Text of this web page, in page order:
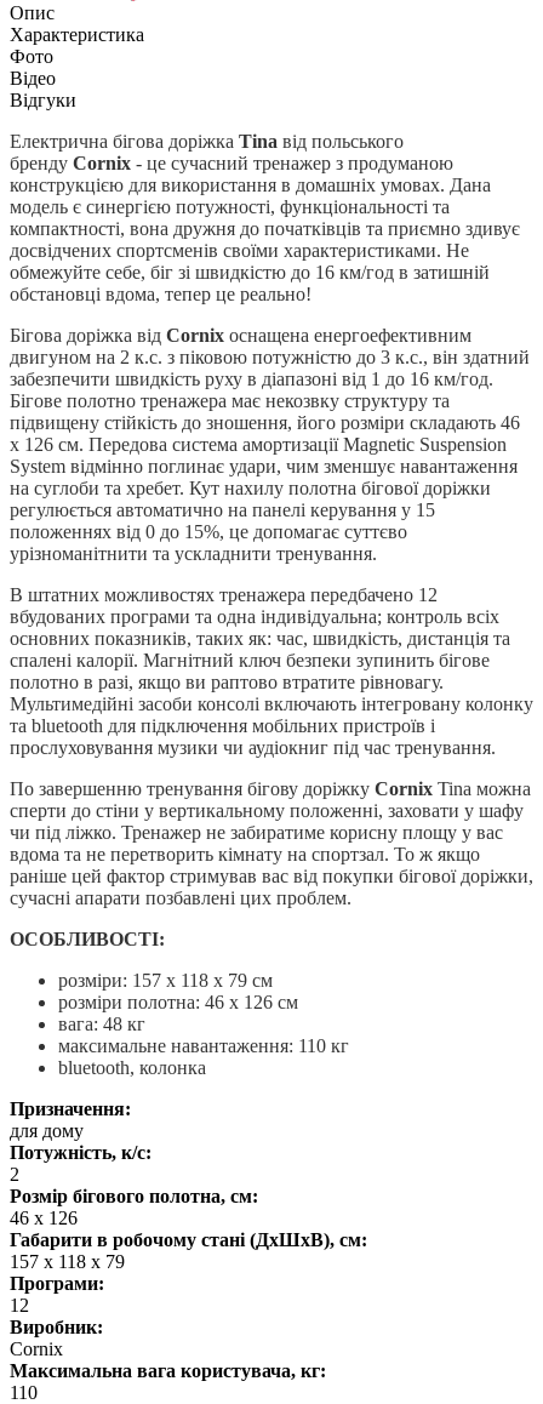
Опис
Характеристика
Фото
Відео
Відгуки
Електрична бігова доріжка Tina від польського
бренду Cornix - це сучасний тренажер з продуманою
конструкцією для використання в домашніх умовах. Дана
модель є синергією потужності, функціональності та
компактності, вона дружня до початківців та приємно здивує
досвідчених спортсменів своїми характеристиками. Не
обмежуйте себе, біг зі швидкістю до 16 км/год в затишній
обстановці вдома, тепер це реально!
Бігова доріжка від Cornix оснащена енергоефективним
двигуном на 2 к.с. з піковою потужністю до 3 к.с., він здатний
забезпечити швидкість руху в діапазоні від 1 до 16 км/год.
Бігове полотно тренажера має некозвку структуру та
підвищену стійкість до зношення, його розміри складають 46
x 126 см. Передова система амортизації Magnetic Suspension
System відмінно поглинає удари, чим зменшує навантаження
на суглоби та хребет. Кут нахилу полотна бігової доріжки
регулюється автоматично на панелі керування у 15
положеннях від 0 до 15%, це допомагає суттєво
урізноманітнити та ускладнити тренування.
В штатних можливостях тренажера передбачено 12
вбудованих програми та одна індивідуальна; контроль всіх
основних показників, таких як: час, швидкість, дистанція та
спалені калорії. Магнітний ключ безпеки зупинить бігове
полотно в разі, якщо ви раптово втратите рівновагу.
Мультимедійні засоби консолі включають інтегровану колонку
та bluetooth для підключення мобільних пристроїв і
прослуховування музики чи аудіокниг під час тренування.
По завершенню тренування бігову доріжку Cornix Tina можна
сперти до стіни у вертикальному положенні, заховати у шафу
чи під ліжко. Тренажер не забиратиме корисну площу у вас
вдома та не перетворить кімнату на спортзал. То ж якщо
раніше цей фактор стримував вас від покупки бігової доріжки,
сучасні апарати позбавлені цих проблем.
ОСОБЛИВОСТІ:
розміри: 157 x 118 x 79 см
розміри полотна: 46 x 126 см
вага: 48 кг
максимальне навантаження: 110 кг
bluetooth, колонка
Призначення:
для дому
Потужність, к/с:
2
Розмір бігового полотна, см:
46 x 126
Габарити в робочому стані (ДхШхВ), см:
157 x 118 x 79
Програми:
12
Виробник:
Cornix
Максимальна вага користувача, кг:
110